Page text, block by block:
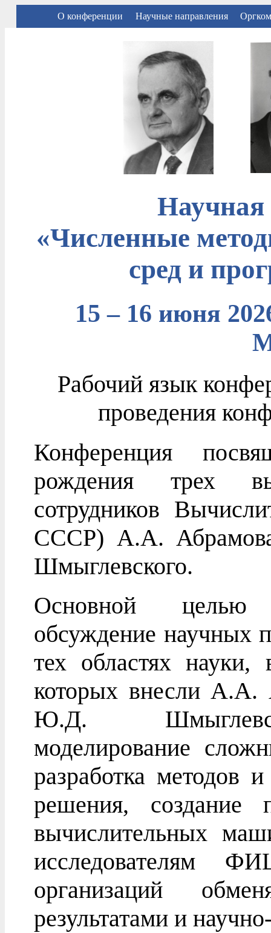
О конференции Научные направления
Научная
«Численные
сред и
15 – 16 июня
Рабочий язык
проведения
Конференция
рождения трех
сотрудников
СССР) А.А.
Шмыглевского.
Основной целью
обсуждение научных
тех областях
которых внесли
Ю.Д.
моделирование
разработка методов
решения, создание
вычислительных
организаций
результатами и